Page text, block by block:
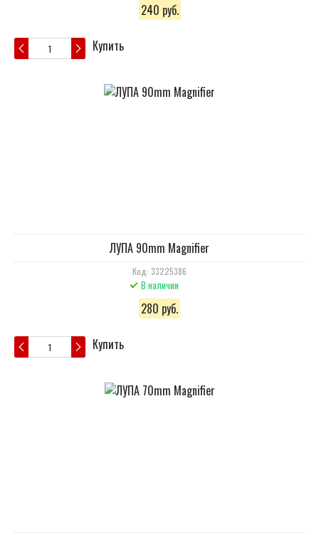
240 руб.
Купить
ЛУПА 90mm Magnifier
Код: 33225386
В наличии
280 руб.
Купить